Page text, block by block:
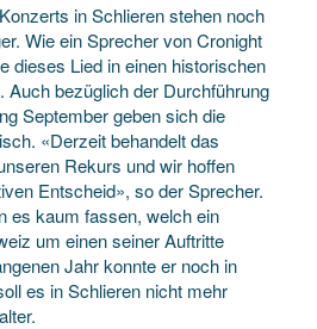
in Schlieren stehen noch
Wie ein Sprecher von Cronight
dieses Lied in einen historischen
Auch bezüglich der Durchführung
September geben sich die
«Derzeit behandelt das
Rekurs und wir hoffen
Entscheid», so der Sprecher.
es kaum fassen, welch ein
um einen seiner Auftritte
Jahr konnte er noch in
es in Schlieren nicht mehr